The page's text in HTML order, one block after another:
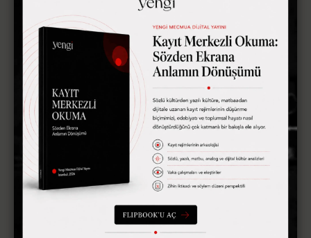
Bir yanıt yazın
E-posta adresiniz yayınlanmayacak.Gerekli alanlar*
Yorum*